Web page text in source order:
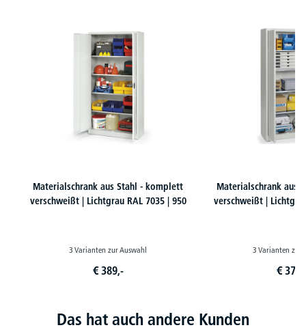
Materialschrank aus Stahl - komplett
verschweißt | Lichtgrau RAL 7035 | 950
3 Varianten zur Auswahl
€ 389,-
Materialschrank aus
verschweißt |
3 Varianten zur
€
Das hat auch andere Kunden